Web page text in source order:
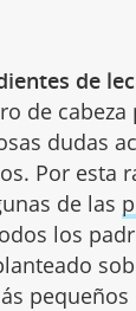
de
de cabeza
dudas
Por esta
de las
los
pequeños